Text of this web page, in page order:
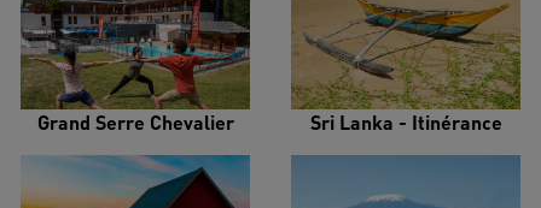
Grand Serre Chevalier Sri Lanka - Itinérance